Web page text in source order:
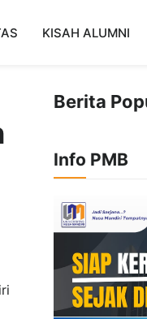
KISAH ALUMNI
Berita
Info PMB